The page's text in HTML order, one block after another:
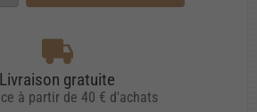
Livraison gratuite
à partir de 40 € d'achats